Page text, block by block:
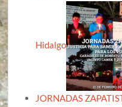
Hidalgo
JORNADAS